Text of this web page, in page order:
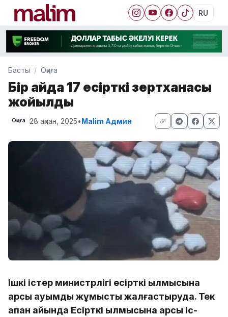
RU
Басты Оқиға
Бір айда 17 есірткі зертханасы
жойылды
Оқиға 28 ақпан, 2025•Malim Админ
Ішкі істер министрлігі есірткі қылмысына
қарсы ауқымды жұмысты жалғастыруда. Тек
ақпан айында Есірткі қылмысына қарсы іс-